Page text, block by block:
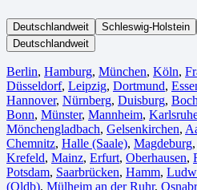
Deutschlandweit Schleswig-Holstein
Deutschlandweit
Berlin⁠, Hamburg, München, Köln⁠,
Düsseldorf, Leipzig, Dortmund,
Hannover, Nürnberg, Duisburg⁠,
Bonn⁠, Münster⁠, Mannheim,
Mönchengladbach⁠, Gelsenkirchen⁠,
Chemnitz⁠, Halle (Saale)⁠, Magdeburg,
Krefeld⁠, Mainz⁠, Erfurt, Oberhausen⁠,
Potsdam, Saarbrücken⁠, Hamm,
(Oldb), Mülheim an der Ruhr,